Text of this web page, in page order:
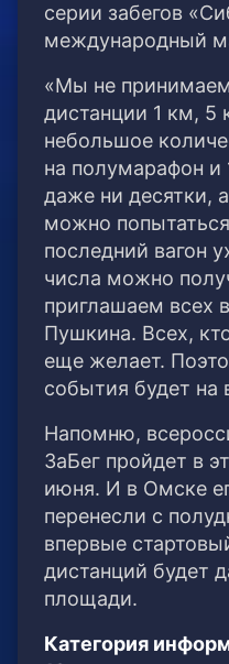
серии забегов
международный
«Мы не
дистанции 1 км, 5
небольшое
на полумарафон и
даже ни десятки,
можно
последний вагон
числа можно
приглашаем всех
Пушкина. Всех,
еще желает.
события будет на
Напомню,
ЗаБег пройдет в
июня. И в Омске
перенесли с
впервые
дистанций будет
площади.
Категория